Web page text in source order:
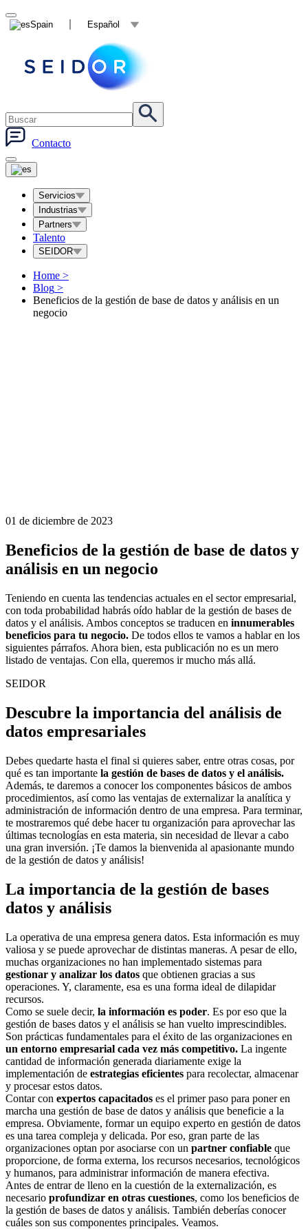
Spain Español
Contacto
Servicios
Industrias
Partners
Talento
SEIDOR
Home >
Blog >
Beneficios de la gestión de base de datos y análisis en un
negocio
01 de diciembre de 2023
Beneficios de la gestión de base de datos y
análisis en un negocio
Teniendo en cuenta las tendencias actuales en el sector empresarial,
con toda probabilidad habrás oído hablar de la gestión de bases de
datos y el análisis. Ambos conceptos se traducen en innumerables
beneficios para tu negocio. De todos ellos te vamos a hablar en los
siguientes párrafos. Ahora bien, esta publicación no es un mero
listado de ventajas. Con ella, queremos ir mucho más allá.
SEIDOR
Descubre la importancia del análisis de
datos empresariales
Debes quedarte hasta el final si quieres saber, entre otras cosas, por
qué es tan importante la gestión de bases de datos y el análisis.
Además, te daremos a conocer los componentes básicos de ambos
procedimientos, así como las ventajas de externalizar la analítica y
administración de información dentro de una empresa. Para terminar,
te mostraremos qué debe hacer tu organización para aprovechar las
últimas tecnologías en esta materia, sin necesidad de llevar a cabo
una gran inversión. ¡Te damos la bienvenida al apasionante mundo
de la gestión de datos y análisis!
La importancia de la gestión de bases
datos y análisis
La operativa de una empresa genera datos. Esta información es muy
valiosa y se puede aprovechar de distintas maneras. A pesar de ello,
muchas organizaciones no han implementado sistemas para
gestionar y analizar los datos que obtienen gracias a sus
operaciones. Y, claramente, esa es una forma ideal de dilapidar
recursos.
Como se suele decir, la información es poder. Es por eso que la
gestión de bases datos y el análisis se han vuelto imprescindibles.
Son prácticas fundamentales para el éxito de las organizaciones en
un entorno empresarial cada vez más competitivo. La ingente
cantidad de información generada diariamente exige la
implementación de estrategias eficientes para recolectar, almacenar
y procesar estos datos.
Contar con expertos capacitados es el primer paso para poner en
marcha una gestión de base de datos y análisis que beneficie a la
empresa. Obviamente, formar un equipo experto en gestión de datos
es una tarea compleja y delicada. Por eso, gran parte de las
organizaciones optan por asociarse con un partner confiable que
proporcione, de forma externa, los recursos necesarios, tecnológicos
y humanos, para administrar información de manera efectiva.
Antes de entrar de lleno en la cuestión de la externalización, es
necesario profundizar en otras cuestiones, como los beneficios de
la gestión de bases de datos y análisis. También deberías conocer
cuáles son sus componentes principales. Veamos.